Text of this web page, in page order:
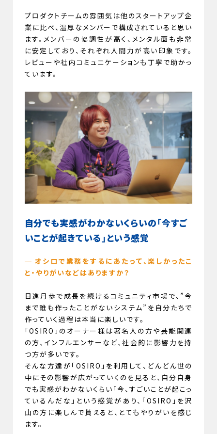
プロダクトチームの雰囲気は他のスタートアップ企
業に比べ、温厚なメンバーで構成されていると思い
ます。メンバーの協調性が高く、メンタル面も非常
に安定しており、それぞれ人間力が高い印象です。
レビューや社内コミュニケーションも丁寧で助かっ
ています。
自分でも実感がわかないくらいの「今すご
いことが起きている」という感覚
─ オシロで業務をするにあたって、楽しかったこ
と・やりがいなどはありますか？
日進月歩で成長を続けるコミュニティ市場で、”今
まで誰も作ったことがないシステム”を自分たちで
作っていく過程は本当に楽しいです。
「OSIRO」のオーナー様は著名人の方や芸能関連
の方、インフルエンサーなど、社会的に影響力を持
つ方が多いです。
そんな方達が「OSIRO」を利用して、どんどん世の
中にその影響が広がっていくのを見ると、自分自身
でも実感がわかないくらい「今、すごいことが起こっ
ているんだな｣という感覚があり、「OSIRO」を沢
山の方に楽しんで貰えると、とてもやりがいを感じ
ます。